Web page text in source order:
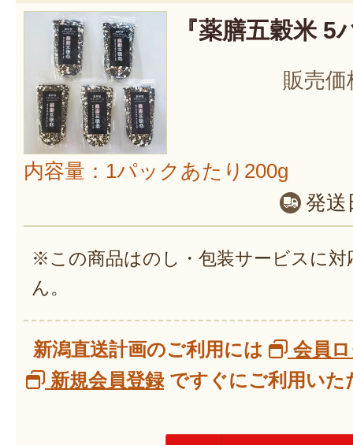
『薬膳五穀米 5
販売価
内容量：1パックあたり200g
発送
※この商品はのし・包装サービスに対
ん。
新潟直送計画のご利用には
会員
新規会員登録ですぐにご利用いた